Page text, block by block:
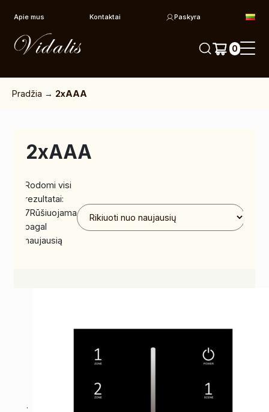
Apie mus Kontaktai Paskyra
0
Pradžia → 2xAAA
2xAAA
Rodomi visi
rezultatai:
7Rūšiuojama
pagal
naujausią